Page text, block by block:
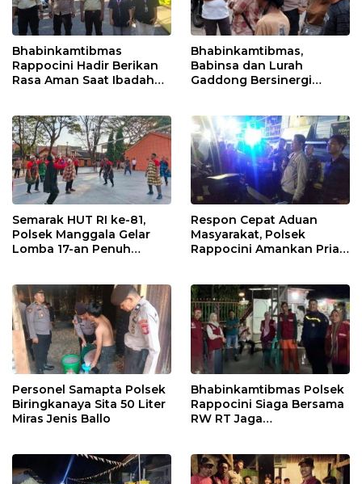
Bhabinkamtibmas
Rappocini Hadir Berikan
Rasa Aman Saat Ibadah
Bhabinkamtibmas,
Babinsa dan Lurah
Gaddong Bersinergi
Semarak HUT RI ke-81,
Polsek Manggala Gelar
Lomba 17-an Penuh
Respon Cepat Aduan
Masyarakat, Polsek
Rappocini Amankan Pria
Personel Samapta Polsek
Biringkanaya Sita 50 Liter
Miras Jenis Ballo
Bhabinkamtibmas Polsek
Rappocini Siaga Bersama
RW RT Jaga